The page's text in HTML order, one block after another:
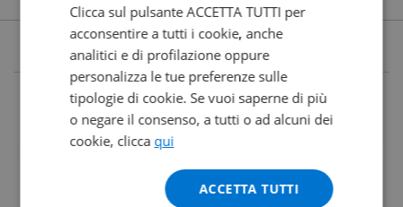
Clicca sul pulsante ACCETTA TUTTI per
acconsentire a tutti i cookie, anche
analitici e di profilazione oppure
personalizza le tue preferenze sulle
tipologie di cookie. Se vuoi saperne di più
o negare il consenso, a tutti o ad alcuni dei
cookie, clicca qui
ACCETTA TUTTI